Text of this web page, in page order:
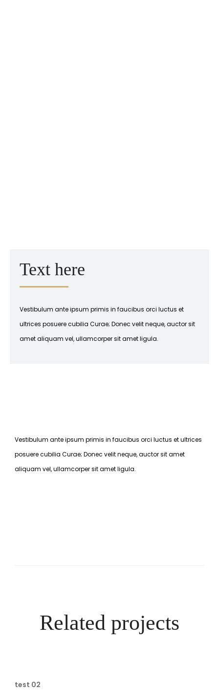
Text here
Vestibulum ante ipsum primis in faucibus orci luctus et
ultrices posuere cubilia Curae; Donec velit neque, auctor sit
amet aliquam vel, ullamcorper sit amet ligula.​
Vestibulum ante ipsum primis in faucibus orci luctus et ultrices
posuere cubilia Curae; Donec velit neque, auctor sit amet
aliquam vel, ullamcorper sit amet ligula.​
Related projects
test 02